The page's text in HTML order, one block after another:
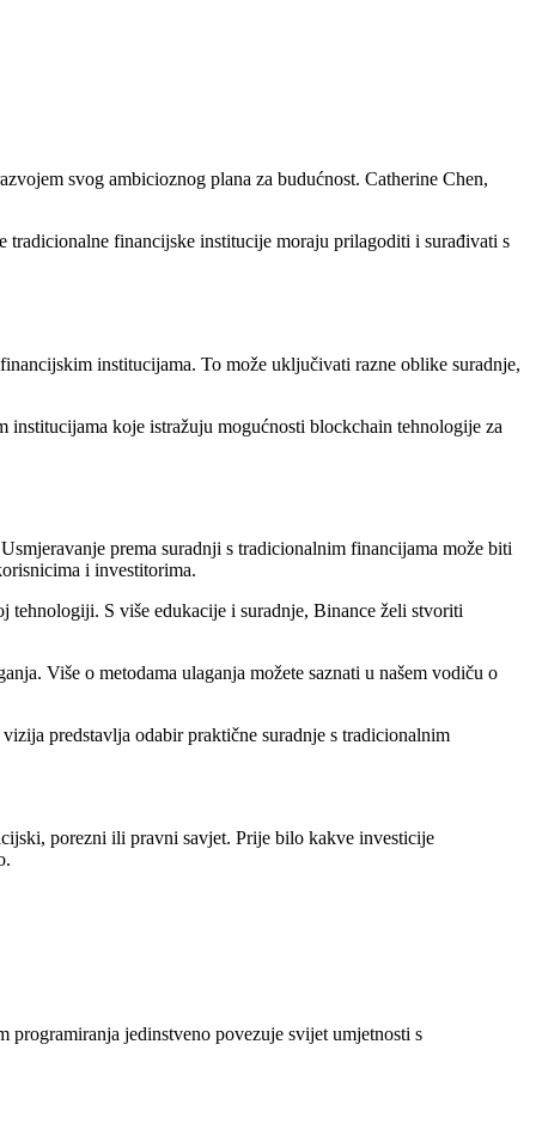
svog ambicioznog plana za budućnost. Catherine Chen,
tradicionalne financijske institucije moraju prilagoditi i surađivati s
institucijama. To može uključivati razne oblike suradnje,
koje istražuju mogućnosti blockchain tehnologije za
prema suradnji s tradicionalnim financijama može biti
i investitorima.
tehnologiji. S više edukacije i suradnje, Binance želi stvoriti
Više o metodama ulaganja možete saznati u našem vodiču o
predstavlja odabir praktične suradnje s tradicionalnim
porezni ili pravni savjet. Prije bilo kakve investicije
jedinstveno povezuje svijet umjetnosti s